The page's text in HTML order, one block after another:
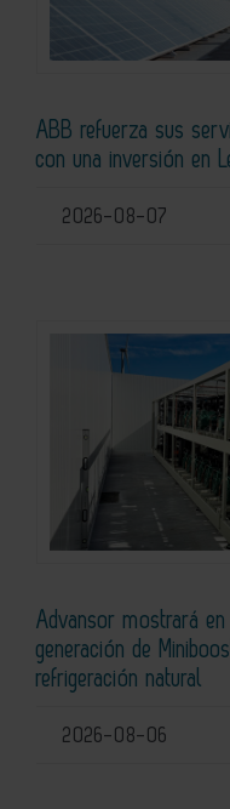
ABB refuerza sus
con una inversión en
2026-08-07
Advansor mostrará
generación de
refrigeración natural
2026-08-06